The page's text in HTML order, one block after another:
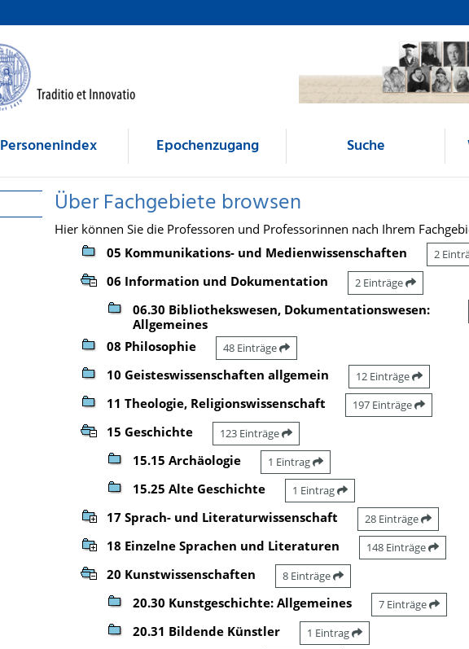
Personenindex Epochenzugang Suche
Über Fachgebiete browsen
Hier können Sie die Professoren und Professorinnen nach Ihrem
05 Kommunikations- und Medienwissenschaften
2
06 Information und Dokumentation 2 Einträge
06.30 Bibliothekswesen, Dokumentationswesen:
Allgemeines
08 Philosophie 48 Einträge
10 Geisteswissenschaften allgemein 12 Einträge
11 Theologie, Religionswissenschaft 197 Einträge
15 Geschichte 123 Einträge
15.15 Archäologie 1 Eintrag
15.25 Alte Geschichte 1 Eintrag
17 Sprach- und Literaturwissenschaft 28 Einträge
18 Einzelne Sprachen und Literaturen 148 Einträge
20 Kunstwissenschaften 8 Einträge
20.30 Kunstgeschichte: Allgemeines 7 Einträge
20.31 Bildende Künstler 1 Eintrag